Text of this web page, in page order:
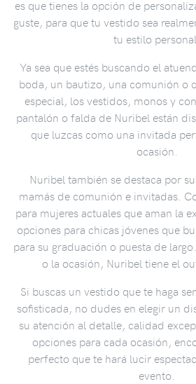
es que tienes la opción de
guste, para que tu vestido sea
tu estilo personal.
Ya sea que estés buscando el
boda, un bautizo, una comunión o
especial, los vestidos, monos y
pantalón o falda de Nuribel están
que luzcas como una invitada
ocasión.
Nuribel también se destaca por
mamás de comunión e invitadas.
para mujeres actuales que aman la
opciones para chicas jóvenes que
para su graduación o puesta de
o la ocasión, Nuribel tiene el
Si buscas un vestido que te haga
sofisticada, no dudes en elegir un
su atención al detalle, calidad
opciones para cada ocasión,
perfecto que te hará lucir
evento.